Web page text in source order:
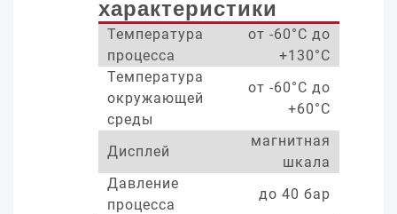
характеристики
Температура
процесса
от -60°С до
+130°С
Температура
окружающей
среды
от -60°С до
+60°С
Дисплей
магнитная
шкала
Давление
процесса
до 40 бар